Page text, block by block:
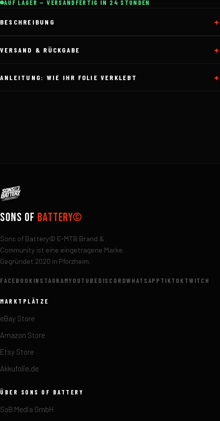
AUF LAGER — VERSANDFERTIG IN 24 STUNDEN
BESCHREIBUNG
VERSAND & RÜCKGABE
ANLEITUNG: WIE IHR FOLIE VERKLEBT
Sons of Battery©
Sons of Battery© E-MTB Brand &
Community ist eine eingetragene Marke.
Gegründet 2020 in Pforzheim.
FACEBOOK INSTAGRAMYOUTUBEDISCORDWHATSAPP TIKTOK TWITCH
MARKTPLÄTZE
eBay Store
Amazon Store
Etsy Store
Akkufolie.de
ÜBER SONS OF BATTERY
SoB Media GmbH